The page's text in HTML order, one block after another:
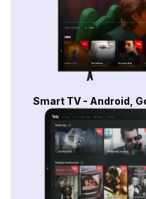
Smart TV - Android,